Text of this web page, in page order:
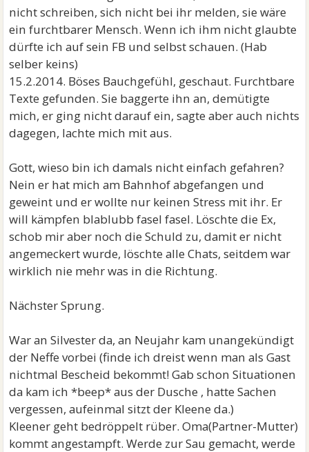
nicht schreiben, sich nicht bei ihr melden, sie wäre
ein furchtbarer Mensch. Wenn ich ihm nicht glaubte
dürfte ich auf sein FB und selbst schauen. (Hab
selber keins)
15.2.2014. Böses Bauchgefühl, geschaut. Furchtbare
Texte gefunden. Sie baggerte ihn an, demütigte
mich, er ging nicht darauf ein, sagte aber auch nichts
dagegen, lachte mich mit aus.
Gott, wieso bin ich damals nicht einfach gefahren?
Nein er hat mich am Bahnhof abgefangen und
geweint und er wollte nur keinen Stress mit ihr. Er
will kämpfen blablubb fasel fasel. Löschte die Ex,
schob mir aber noch die Schuld zu, damit er nicht
angemeckert wurde, löschte alle Chats, seitdem war
wirklich nie mehr was in die Richtung.
Nächster Sprung.
War an Silvester da, an Neujahr kam unangekündigt
der Neffe vorbei (finde ich dreist wenn man als Gast
nichtmal Bescheid bekommt! Gab schon Situationen
da kam ich *beep* aus der Dusche , hatte Sachen
vergessen, aufeinmal sitzt der Kleene da.)
Kleener geht bedröppelt rüber. Oma(Partner-Mutter)
kommt angestampft. Werde zur Sau gemacht, werde